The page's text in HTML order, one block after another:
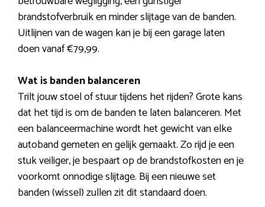
brandstofverbruik en minder slijtage van de banden.
Uitlijnen van de wagen kan je bij een garage laten
doen vanaf €79,99.
Wat is banden balanceren
Trilt jouw stoel of stuur tijdens het rijden? Grote kans
dat het tijd is om de banden te laten balanceren. Met
een balanceermachine wordt het gewicht van elke
autoband gemeten en gelijk gemaakt. Zo rijd je een
stuk veiliger, je bespaart op de brandstofkosten en je
voorkomt onnodige slijtage. Bij een nieuwe set
banden (wissel) zullen zit dit standaard doen.